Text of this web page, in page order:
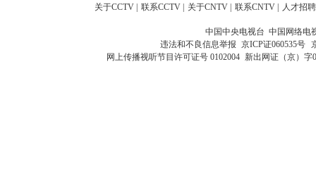
关于CCTV 联系CCTV 关于CNTV 联系CNTV 人才招聘
中国中央电视台 中国网络电
违法和不良信息举报 京ICP证060535号
网上传播视听节目许可证号 0102004 新出网证（京）